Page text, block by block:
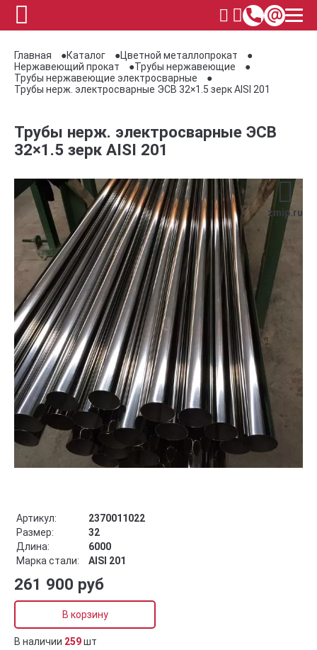
Главная Каталог
Цветной металлопрокат
Нержавеющий прокат
Трубы нержавеющие
Трубы нержавеющие электросварные
Трубы нерж. электросварные ЭСВ 32×1.5 зерк AISI 201
Трубы нерж. электросварные ЭСВ
32×1.5 зерк AISI 201
zmip.ru
Артикул:
2370011022
Размер:
32
Длина:
6000
Марка стали:
AISI 201
261 900 руб
В корзину
В наличии 259шт